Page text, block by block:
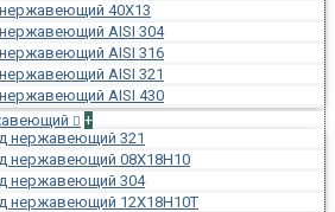
40Х13
AISI 304
AISI 316
AISI 321
AISI 430
+
нержавеющий 321
нержавеющий 08Х18Н10
нержавеющий 304
нержавеющий 12Х18Н10Т